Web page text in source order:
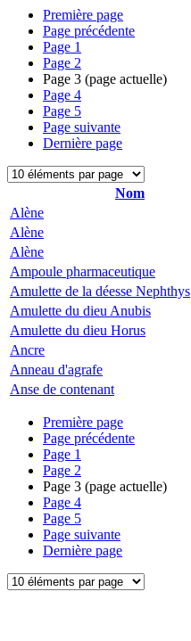
Première page
Page précédente
Page 1
Page 2
Page 3 (page actuelle)
Page 4
Page 5
Page suivante
Dernière page
Nom
Alène
Alène
Alène
Ampoule pharmaceutique
Amulette de la déesse Nephthys
Amulette du dieu Anubis
Amulette du dieu Horus
Ancre
Anneau d'agrafe
Anse de contenant
Première page
Page précédente
Page 1
Page 2
Page 3 (page actuelle)
Page 4
Page 5
Page suivante
Dernière page